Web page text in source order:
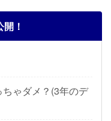
！
ゃダメ？(3年のデ